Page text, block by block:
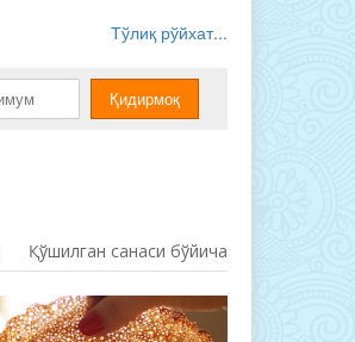
Тўлиқ рўйхат...
Қўшилган санаси бўйича